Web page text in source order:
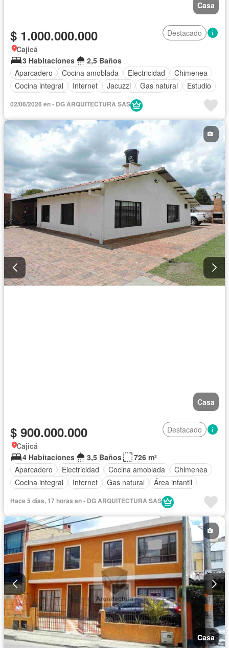
Casa
$ 1.000.000.000
Destacado
Cajicá
3 Habitaciones
2,5 Baños
Aparcadero
Cocina amoblada Electricidad
Chimenea
Cocina integral
Internet Jacuzzi Gas natural
Estudio
Barbecue
Acceso para personas con discapacidad
Área infantil
Piscina
Permite niños Permite mascotas Solo familias
02/06/2026 en - DG ARQUITECTURA SAS
Casa
$ 900.000.000
Destacado
Cajicá
4 Habitaciones
3,5 Baños
726 m²
Aparcadero
Electricidad Cocina amoblada
Chimenea
Cocina integral
Internet Gas natural
Área infantil
Hace 5 días, 17 horas en - DG ARQUITECTURA SAS
Casa